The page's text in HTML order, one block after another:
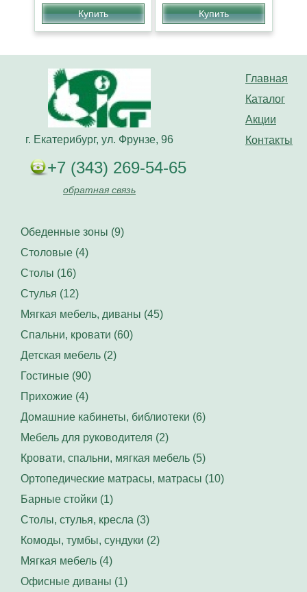
Купить Купить
Главная
Каталог
Акции
Контакты
г. Екатерибург, ул. Фрунзе, 96
+7 (343) 269-54-65
обратная связь
Обеденные зоны (9)
Столовые (4)
Столы (16)
Стулья (12)
Мягкая мебель, диваны (45)
Спальни, кровати (60)
Детская мебель (2)
Гостиные (90)
Прихожие (4)
Домашние кабинеты, библиотеки (6)
Мебель для руководителя (2)
Кровати, спальни, мягкая мебель (5)
Ортопедические матрасы, матрасы (10)
Барные стойки (1)
Столы, стулья, кресла (3)
Комоды, тумбы, сундуки (2)
Мягкая мебель (4)
Офисные диваны (1)